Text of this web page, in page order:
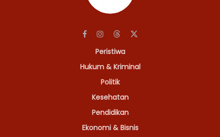
Peristiwa
Hukum & Kriminal
Politik
Kesehatan
Pendidikan
Ekonomi & Bisnis